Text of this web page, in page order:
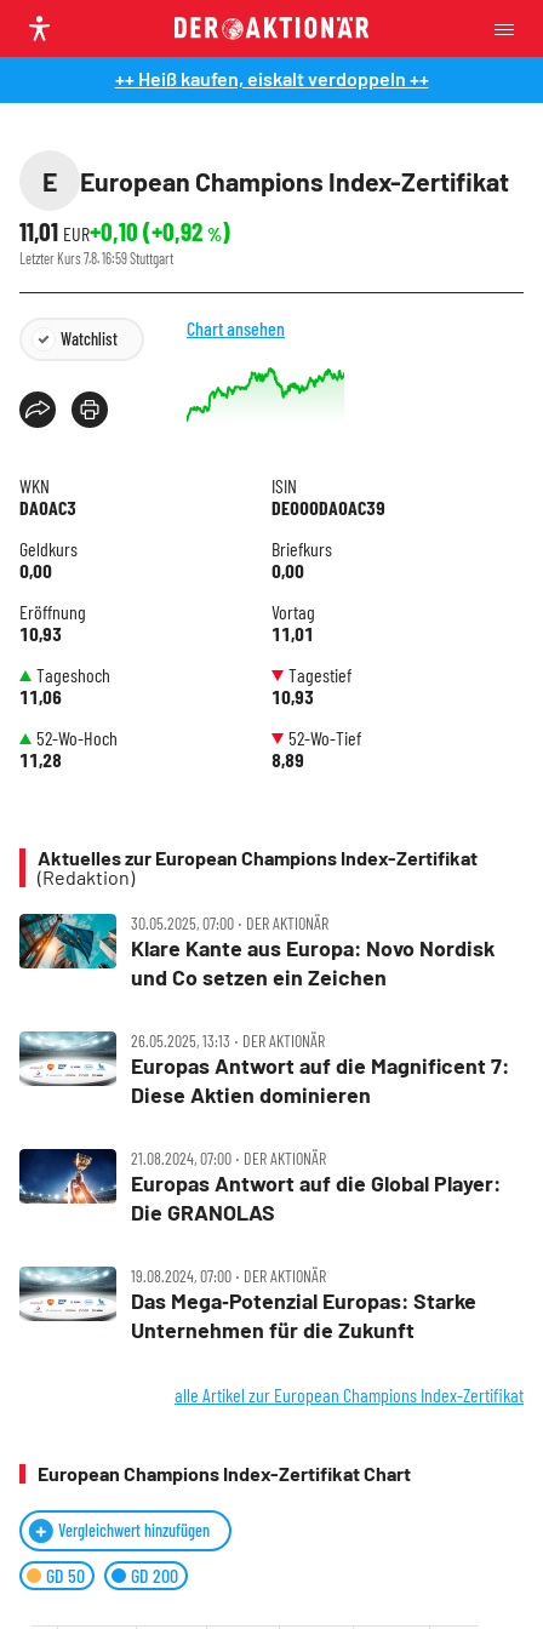
++ Heiß kaufen, eiskalt verdoppeln ++
E
European Champions Index-Zertifikat
11,01 EUR+0,10 (+0,92 %)
Letzter Kurs7.8. 16:59Stuttgart
Watchlist Chart ansehen
WKN
DA0AC3
ISIN
DE000DA0AC39
Geldkurs
0,00
Briefkurs
0,00
Eröffnung
10,93
Vortag
11,01
Tageshoch
11,06
Tagestief
10,93
52-Wo-Hoch
11,28
52-Wo-Tief
8,89
Aktuelles zur European Champions Index-Zertifikat
(Redaktion)
30.05.2025, 07:00 ‧ DER AKTIONÄR
Klare Kante aus Europa: Novo Nordisk
und Co setzen ein Zeichen
26.05.2025, 13:13 ‧ DER AKTIONÄR
Europas Antwort auf die Magnificent 7:
Diese Aktien dominieren
21.08.2024, 07:00 ‧ DER AKTIONÄR
Europas Antwort auf die Global Player:
Die GRANOLAS
19.08.2024, 07:00 ‧ DER AKTIONÄR
Das Mega‑Potenzial Europas: Starke
Unternehmen für die Zukunft
alle Artikel zur European Champions Index-Zertifikat
European Champions Index-Zertifikat Chart
Vergleichwert hinzufügen
GD 50 GD 200